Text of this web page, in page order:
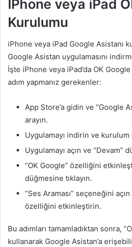
İPhone veya iPad
Kurulumu
iPhone veya iPad Google Asistanı
Google Asistan uygulamasını
İşte iPhone veya iPad’da OK
adım yapmanız gerekenler:
App Store’a gidin ve “Google
arayın.
Uygulamayı indirin ve kurulum
Uygulamayı açın ve “Devam”
“OK Google” özelliğini
düğmesine tıklayın.
“Ses Araması” seçeneğini
özelliğini etkinleştirin.
Bu adımları tamamladıktan sonra,
kullanarak Google Asistan’a